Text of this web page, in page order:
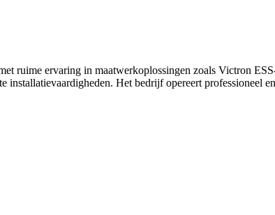
ruime ervaring in maatwerkoplossingen zoals Victron
Het bedrijf opereert professioneel